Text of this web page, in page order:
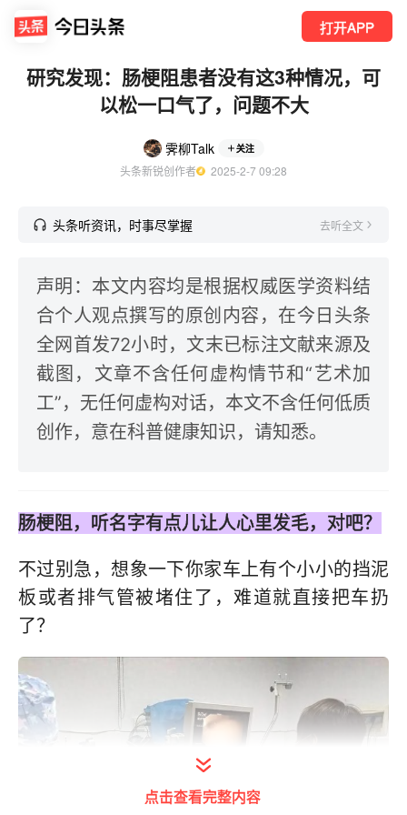
打开APP
研究发现：肠梗阻患者没有这3种情况，可
以松一口气了，问题不大
霁柳Talk 关注
头条新锐创作者
  2025-2-7 09:28
头条听资讯，时事尽掌握 去听全文
声明：本文内容均是根据权威医学资料结
合个人观点撰写的原创内容，在今日头条
全网首发72小时，文末已标注文献来源及
截图，文章不含任何虚构情节和“艺术加
工”，无任何虚构对话，本文不含任何低质
创作，意在科普健康知识，请知悉。
肠梗阻，听名字有点儿让人心里发毛，对吧？
不过别急，想象一下你家车上有个小小的挡泥
板或者排气管被堵住了，难道就直接把车扔
了？
点击查看完整内容